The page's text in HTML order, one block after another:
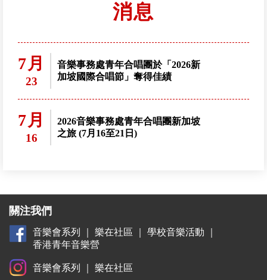
消息
7月
23
音樂事務處青年合唱團於「2026新
加坡國際合唱節」奪得佳績
7月
16
2026音樂事務處青年合唱團新加坡
之旅 (7月16至21日)
關注我們
音樂會系列 樂在社區 學校音樂活動
香港青年音樂營
音樂會系列 樂在社區